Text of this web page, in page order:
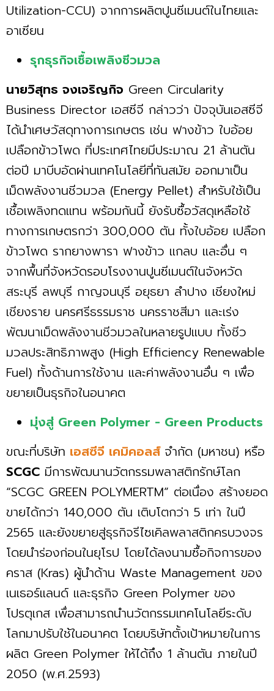
Utilization-CCU) จากการผลิตปูนซีเมนต์ในไทยและ
อาเซียน
รุกธุรกิจเชื้อเพลิงชีวมวล
นายวิสุทธ จงเจริญกิจ Green Circularity
Business Director เอสซีจี กล่าวว่า ปัจจุบันเอสซีจี
ได้นำเศษวัสดุทางการเกษตร เช่น ฟางข้าว ใบอ้อย
เปลือกข้าวโพด ที่ประเทศไทยมีประมาณ 21 ล้านตัน
ต่อปี มาบีบอัดผ่านเทคโนโลยีที่ทันสมัย ออกมาเป็น
เม็ดพลังงานชีวมวล (Energy Pellet) สำหรับใช้เป็น
เชื้อเพลิงทดแทน พร้อมกันนี้ ยังรับซื้อวัสดุเหลือใช้
ทางการเกษตรกว่า 300,000 ตัน ทั้งใบอ้อย เปลือก
ข้าวโพด รากยางพารา ฟางข้าว แกลบ และอื่น ๆ
จากพื้นที่จังหวัดรอบโรงงานปูนซีเมนต์ในจังหวัด
สระบุรี ลพบุรี กาญจนบุรี อยุธยา ลำปาง เชียงใหม่
เชียงราย นครศรีธรรมราช นครราชสีมา และเร่ง
พัฒนาเม็ดพลังงานชีวมวลในหลายรูปแบบ ทั้งชีว
มวลประสิทธิภาพสูง (High Efficiency Renewable
Fuel) ทั้งด้านการใช้งาน และค่าพลังงานอื่น ๆ เพื่อ
ขยายเป็นธุรกิจในอนาคต
มุ่งสู่ Green Polymer - Green Products
ขณะที่บริษัท เอสซีจี เคมิคอลส์ จำกัด (มหาชน) หรือ
SCGC มีการพัฒนานวัตกรรมพลาสติกรักษ์โลก
“SCGC GREEN POLYMERTM” ต่อเนื่อง สร้างยอด
ขายได้กว่า 140,000 ตัน เติบโตกว่า 5 เท่า ในปี
2565 และยังขยายสู่ธุรกิจรีไซเคิลพลาสติกครบวงจร
โดยนำร่องก่อนในยุโรป โดยได้ลงนามซื้อกิจการของ
คราส (Kras) ผู้นำด้าน Waste Management ของ
เนเธอร์แลนด์ และธุรกิจ Green Polymer ของ
โปรตุเกส เพื่อสามารถนำนวัตกรรมเทคโนโลยีระดับ
โลกมาปรับใช้ในอนาคต โดยบริษัทตั้งเป้าหมายในการ
ผลิต Green Polymer ให้ได้ถึง 1 ล้านตัน ภายในปี
2050 (พ.ศ.2593)